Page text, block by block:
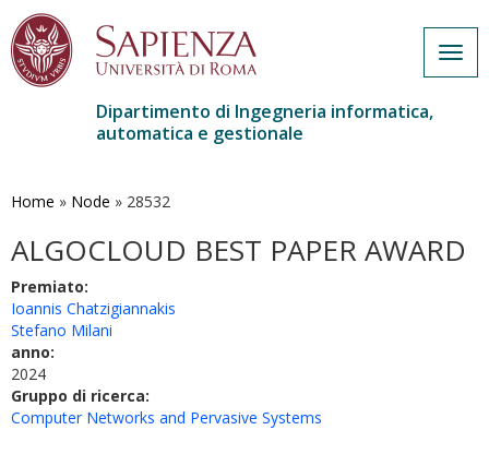
contenuto
Dipartimento di Ingegneria informatica,
automatica e gestionale
Home » Node » 28532
ALGOCLOUD BEST PAPER AWARD
Premiato:
Ioannis Chatzigiannakis
Stefano Milani
anno:
2024
Gruppo di ricerca:
Computer Networks and Pervasive Systems